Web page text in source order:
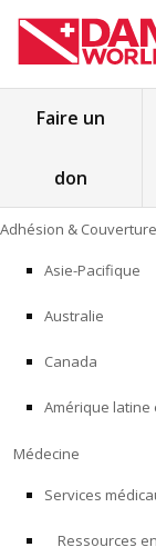
Skip
to
content
ADHÉSION &
RECHERCHE
FORMATION
PROGRAMMES
À PROPOS
Faire un
don
Adhésion &
Asie-Pacifique
Australie
Canada
Amérique latine
Médecine
Services
Ressources